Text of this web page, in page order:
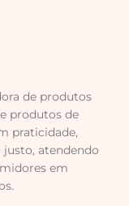
de produtos
produtos de
praticidade,
justo, atendendo
em